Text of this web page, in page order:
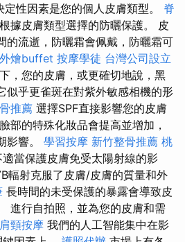
性因素是您的個人皮膚類型。 脊
據皮膚類型選擇的防曬保護。 皮
的流逝，防曬霜會佩戴，防曬霜可
外燴buffet 按摩學徒 台灣公司設立
，您的皮膚，或更確切地說，黑
似乎更雀斑在對紫外敏感相機的形
推薦 選擇SPF直接影響您的皮膚
部的特殊化妝品會提高並增加，
影響。 學習按摩 新竹整骨推薦 桃
當保護皮膚免受太陽射線的影
輻射克服了皮膚/皮膚的質量和外
長時間的未受保護的暴露會導致皮
進行自拍照，並為您的皮膚和需
頸按摩 我們的人工智能集中在影